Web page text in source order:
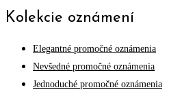
Kolekcie oznámení
Elegantné promočné oznámenia
Nevšedné promočné oznámenia
Jednoduché promočné oznámenia